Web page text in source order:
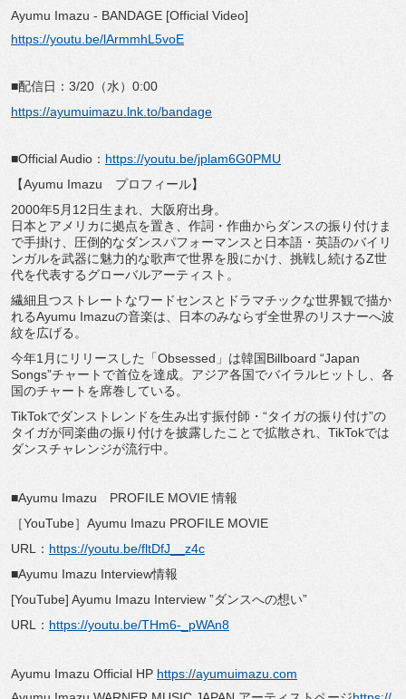
Ayumu Imazu - BANDAGE [Official Video]
https://youtu.be/lArmmhL5voE
■配信日：3/20（水）0:00
https://ayumuimazu.lnk.to/bandage
■Official Audio： https://youtu.be/jplam6G0PMU
【Ayumu Imazu プロフィール】
2000年5月12日生まれ、大阪府出身。
日本とアメリカに拠点を置き、作詞・作曲からダンスの振り付けま
で手掛け、圧倒的なダンスパフォーマンスと日本語・英語のバイリ
ンガルを武器に魅力的な歌声で世界を股にかけ、挑戦し続けるZ世
代を代表するグローバルアーティスト。
繊細且つストレートなワードセンスとドラマチックな世界観で描か
れるAyumu Imazuの音楽は、日本のみならず全世界のリスナーへ波
紋を広げる。
今年1月にリリースした「Obsessed」は韓国Billboard “Japan
Songs”チャートで首位を達成。アジア各国でバイラルヒットし、各
国のチャートを席巻している。
TikTokでダンストレンドを生み出す振付師・“タイガの振り付け”の
タイガが同楽曲の振り付けを披露したことで拡散され、TikTokでは
ダンスチャレンジが流行中。
■Ayumu Imazu PROFILE MOVIE 情報
［YouTube］Ayumu Imazu PROFILE MOVIE
URL： https://youtu.be/fltDfJ__z4c
■Ayumu Imazu Interview情報
[YouTube] Ayumu Imazu Interview ”ダンスへの想い”
URL： https://youtu.be/THm6-_pWAn8
Ayumu Imazu Official HP https://ayumuimazu.com